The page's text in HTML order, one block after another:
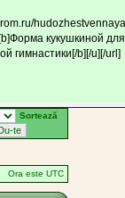
кукушкиной для
гимнастики[/b][/u][/url]
Sortează
Ora este UTC